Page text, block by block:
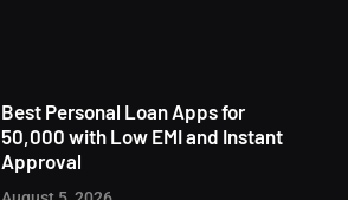
Best Personal Loan Apps for
50,000 with Low EMI and Instant
Approval